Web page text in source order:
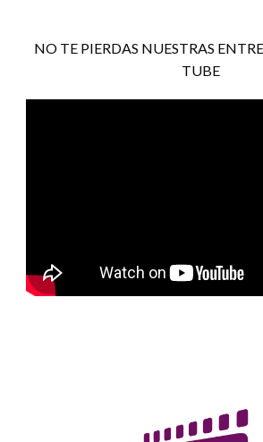
NO TE PIERDAS NUESTRAS
TUBE